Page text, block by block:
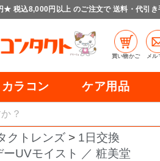
★ 税込8,000円以上 のご注文で 送料・代引き
買い物かご メル
カラコン ケア用品
クトレンズ
1日交換
UVモイスト ／ 粧美堂